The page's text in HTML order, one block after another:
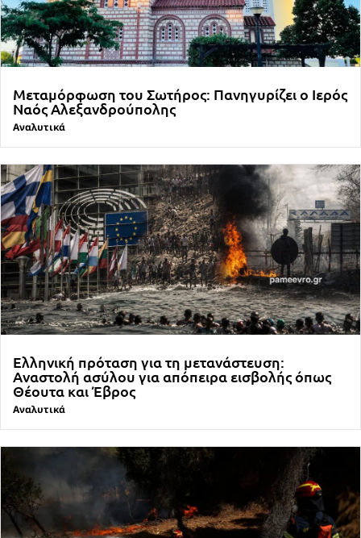
Μεταμόρφωση του Σωτήρος: Πανηγυρίζει ο Ιερός
Ναός Αλεξανδρούπολης
Αναλυτικά
Ελληνική πρόταση για τη μετανάστευση:
Αναστολή ασύλου για απόπειρα εισβολής όπως
Θέουτα και Έβρος
Αναλυτικά